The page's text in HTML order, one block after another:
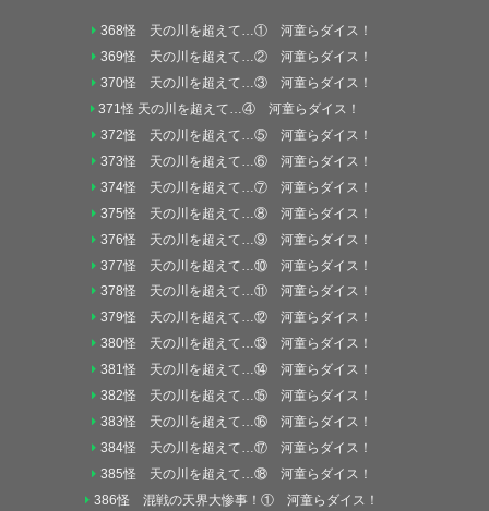
368怪 天の川を超えて…① 河童らダイス！
369怪 天の川を超えて…② 河童らダイス！
370怪 天の川を超えて…③ 河童らダイス！
371怪 天の川を超えて…④ 河童らダイス！
372怪 天の川を超えて…⑤ 河童らダイス！
373怪 天の川を超えて…⑥ 河童らダイス！
374怪 天の川を超えて…⑦ 河童らダイス！
375怪 天の川を超えて…⑧ 河童らダイス！
376怪 天の川を超えて…⑨ 河童らダイス！
377怪 天の川を超えて…⑩ 河童らダイス！
378怪 天の川を超えて…⑪ 河童らダイス！
379怪 天の川を超えて…⑫ 河童らダイス！
380怪 天の川を超えて…⑬ 河童らダイス！
381怪 天の川を超えて…⑭ 河童らダイス！
382怪 天の川を超えて…⑮ 河童らダイス！
383怪 天の川を超えて…⑯ 河童らダイス！
384怪 天の川を超えて…⑰ 河童らダイス！
385怪 天の川を超えて…⑱ 河童らダイス！
386怪 混戦の天界大惨事！① 河童らダイス！